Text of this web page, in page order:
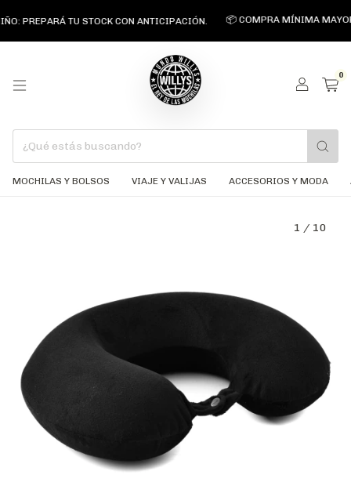
TU STOCK CON ANTICIPACIÓN. 📦 COMPRA MÍNIMA MAYORISTA
0
MOCHILAS Y BOLSOS VIAJE Y VALIJAS ACCESORIOS Y MODA
1 / 10